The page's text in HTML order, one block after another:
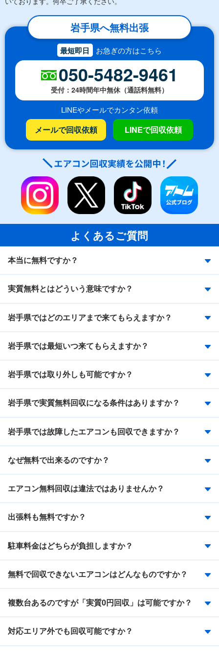
岩手県へ無料出張
最短即日 お急ぎの方はこちら
050-5482-9461
受付：24時間年中無休（通話料無料）
LINEやメールでカンタン依頼
メールで回収依頼 LINEで回収依頼
よくあるご質問
本当に無料ですか？
実質無料とはどういう意味ですか？
岩手県ではどのエリアまで来てもらえますか？
岩手県では最短いつ来てもらえますか？
岩手県では取り外しも可能ですか？
岩手県で実質無料回収になる条件はありますか？
岩手県では故障したエアコンも回収できますか？
なぜ無料で出来るのですか？
エアコン無料回収は違法ではありませんか？
出張料も無料ですか？
駐車料金はどちらが負担しますか？
無料で回収できないエアコンはどんなものですか？
複数台あるのですが「実質0円回収」は可能ですか？
対応エリア外でも回収可能ですか？